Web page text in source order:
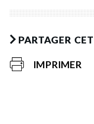
PARTAGER
IMPRIMER